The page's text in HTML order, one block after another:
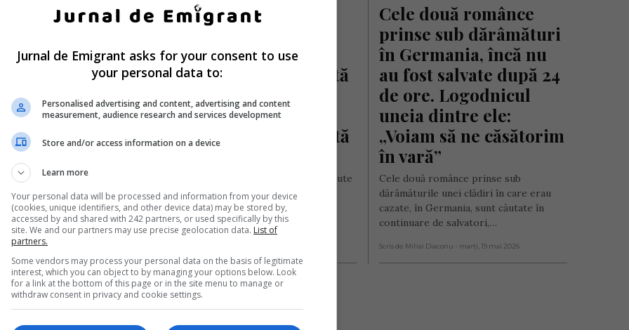
moartă și
româncă
sub
în
Simona
de ani
cealaltă româncă
dărâmături în Germania,
unei clădiri de locuințe
Görlitz, a fost…
Diaconu - joi, 21 mai 2026
Una dintre cele două
românce prinse sub
dărâmături în
Germania a fost găsită
moartă. Căutările
continuă pentru
verișoara sa și cealaltă
Un dintre cele două românce dispărute
sub dărâmăturile unei clădiri din
Germania a fost găsită moartă sub
ruine, în timp…
Cele două românce
prinse sub dărâmături
în Germania, încă nu
au fost salvate după 24
de ore. Logodnicul
uneia dintre ele:
„Voiam să ne căsătorim
în vară”
Cele două românce prinse sub
dărâmăturile unei clădiri în care erau
cazate, în Germania, sunt căutate în
continuare de salvatori,…
Scris de Mihai Diaconu - marți, 19 mai 2026
Jurnal de Emigrant asks for your consent to use
your personal data to:
Personalised advertising and content, advertising and content
measurement, audience research and services development
Store and/or access information on a device
Learn more
Your personal data will be processed and information from your device
(cookies, unique identifiers, and other device data) may be stored by,
accessed by and shared with 242 partners, or used specifically by this
site. We and our partners may use precise geolocation data. List of
partners.
Some vendors may process your personal data on the basis of legitimate
interest, which you can object to by managing your options below. Look
for a link at the bottom of this page or in the site menu to manage or
withdraw consent in privacy and cookie settings.